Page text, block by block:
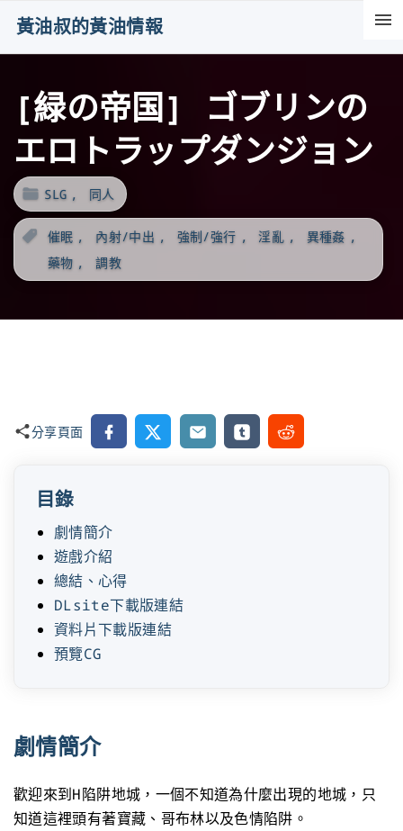
n
黃油叔的黃油情報
[緑の帝国] ゴブリンの
エロトラップダンジョン
SLG 同人
催眠 內射/中出 強制/強行 淫亂
異種姦
藥物
調教
分享頁面 Facebook
X Email TumblrReddit
目錄
劇情簡介
遊戲介紹
總結、心得
DLsite下載版連結
資料片下載版連結
預覽CG
劇情簡介
歡迎來到H陷阱地城，一個不知道為什麼出現的地城，只
知道這裡頭有著寶藏、哥布林以及色情陷阱。